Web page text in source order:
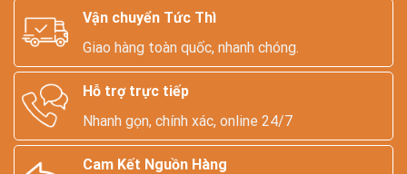
Vận chuyển Tức Thì
Giao hàng toàn quốc, nhanh chóng.
Hỗ trợ trực tiếp
Nhanh gọn, chính xác, online 24/7
Cam Kết Nguồn Hàng